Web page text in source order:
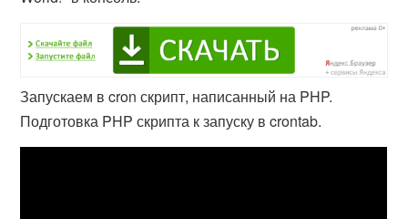
Запускаем в cron скрипт, написанный на PHP.
Подготовка PHP скрипта к запуску в crontab.